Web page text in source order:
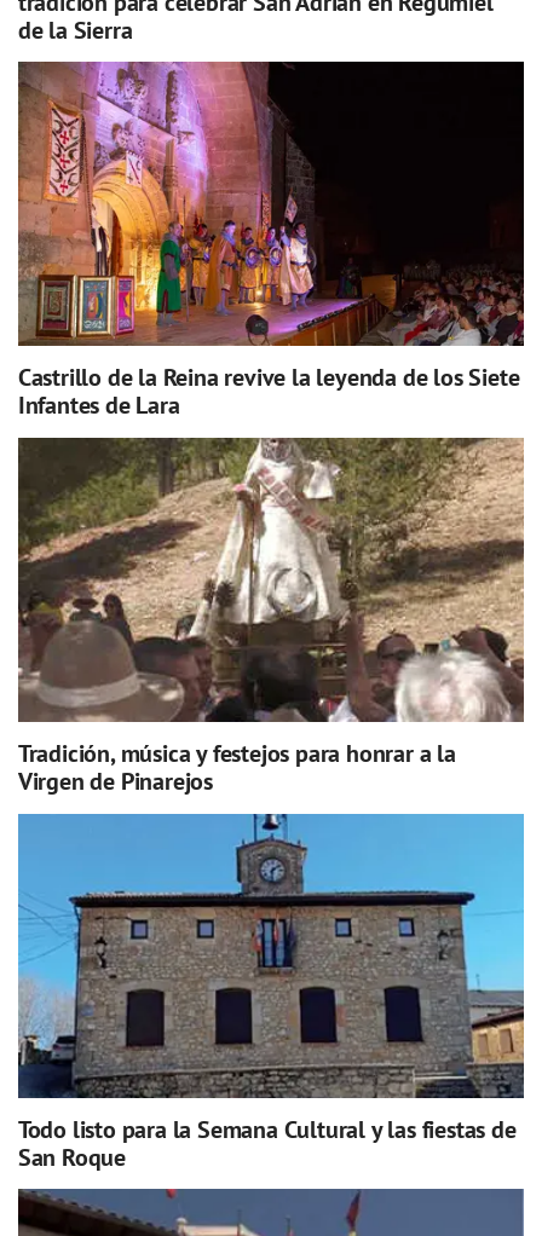
de la Sierra
Castrillo de la Reina revive la leyenda de los Siete
Infantes de Lara
Tradición, música y festejos para honrar a la
Virgen de Pinarejos
Todo listo para la Semana Cultural y las fiestas de
San Roque